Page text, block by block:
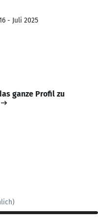
- Juli 2025
ganze Profil zu